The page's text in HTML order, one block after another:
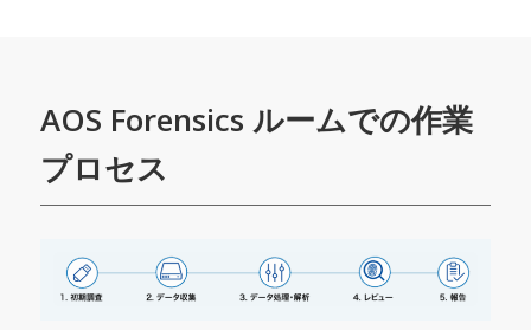
AOS Forensics ルームでの作業
プロセス